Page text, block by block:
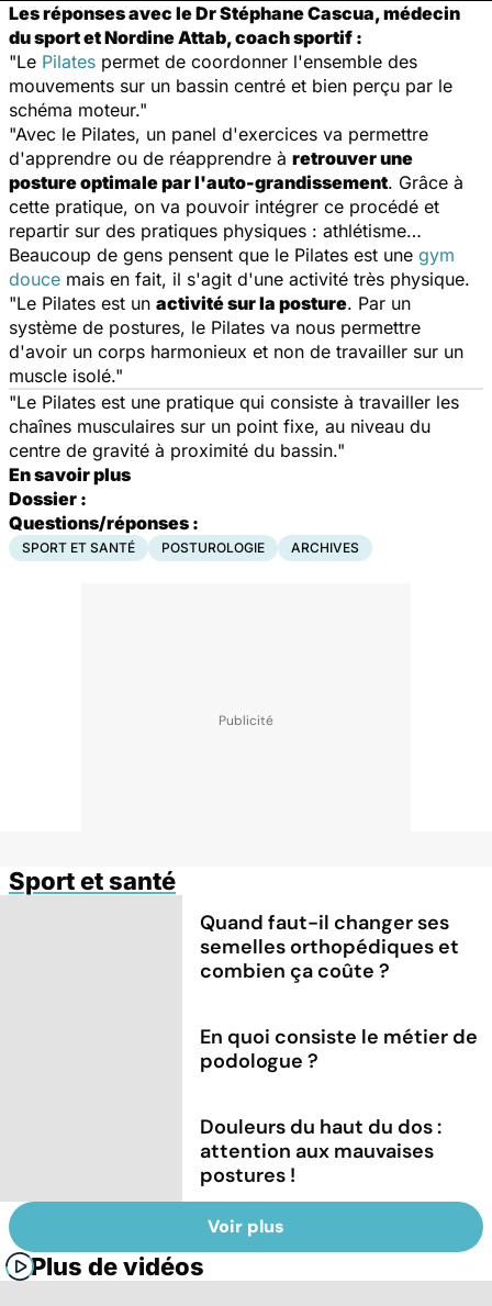
Les réponses avec le Dr Stéphane Cascua, médecin
du sport et Nordine Attab, coach sportif :
"Le Pilates permet de coordonner l'ensemble des
mouvements sur un bassin centré et bien perçu par le
schéma moteur."
"Avec le Pilates, un panel d'exercices va permettre
d'apprendre ou de réapprendre à retrouver une
posture optimale par l'auto-grandissement. Grâce à
cette pratique, on va pouvoir intégrer ce procédé et
repartir sur des pratiques physiques : athlétisme…
Beaucoup de gens pensent que le Pilates est une gym
douce mais en fait, il s'agit d'une activité très physique.
"Le Pilates est un activité sur la posture. Par un
système de postures, le Pilates va nous permettre
d'avoir un corps harmonieux et non de travailler sur un
muscle isolé."
"Le Pilates est une pratique qui consiste à travailler les
chaînes musculaires sur un point fixe, au niveau du
centre de gravité à proximité du bassin."
En savoir plus
Dossier :
Questions/réponses :
SPORT ET SANTÉ POSTUROLOGIE ARCHIVES
Sport et santé
Quand faut-il changer ses
semelles orthopédiques et
combien ça coûte ?
En quoi consiste le métier de
podologue ?
Douleurs du haut du dos :
attention aux mauvaises
postures !
Voir plus
Plus de vidéos